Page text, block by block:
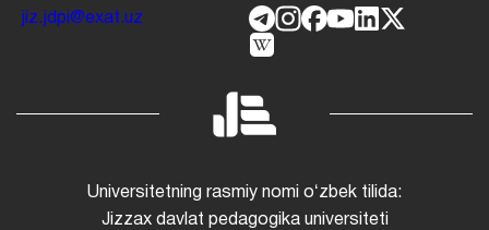
jiz.jdpi@exat.uz
Universitetning rasmiy nomi oʻzbek tilida:
Jizzax davlat pedagogika universiteti